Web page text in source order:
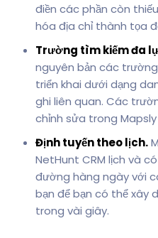
điền các phần còn
hóa địa chỉ thành tọa
Trường tìm kiếm đa
nguyên bản các
triển khai dưới dạng
ghi liên quan. Các
chỉnh sửa trong
Định tuyến theo lịch.
NetHunt CRM lịch và
đường hàng ngày với
bạn để bạn có thể xây
trong vài giây.